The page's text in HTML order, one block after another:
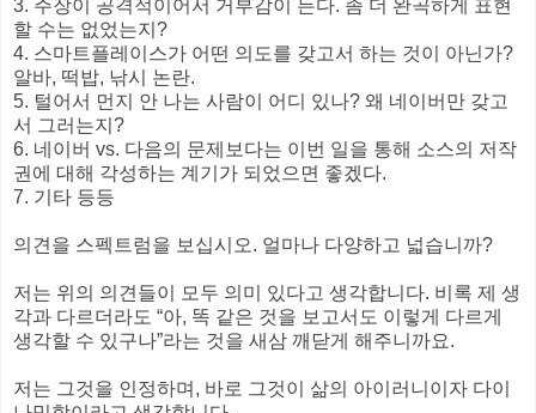
3. 주장이 공격적이어서 거부감이 든다. 좀 더 완곡하게 표현
할 수는 없었는지?
4. 스마트플레이스가 어떤 의도를 갖고서 하는 것이 아닌가?
알바, 떡밥, 낚시 논란.
5. 털어서 먼지 안 나는 사람이 어디 있나? 왜 네이버만 갖고
서 그러는지?
6. 네이버 vs. 다음의 문제보다는 이번 일을 통해 소스의 저작
권에 대해 각성하는 계기가 되었으면 좋겠다.
7. 기타 등등
의견을 스펙트럼을 보십시오. 얼마나 다양하고 넓습니까?
저는 위의 의견들이 모두 의미 있다고 생각합니다. 비록 제 생
각과 다르더라도 “아, 똑 같은 것을 보고서도 이렇게 다르게
생각할 수 있구나”라는 것을 새삼 깨닫게 해주니까요.
저는 그것을 인정하며, 바로 그것이 삶의 아이러니이자 다이